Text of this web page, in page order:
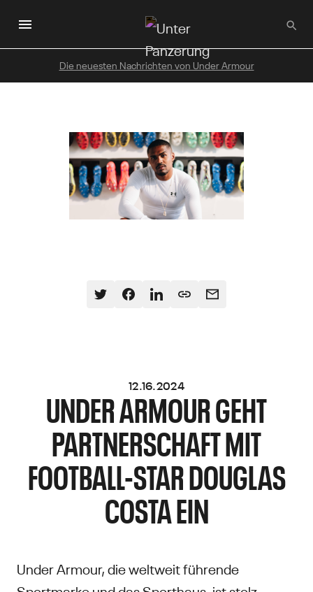
Hauptinhalt
Die neuesten Nachrichten von Under Armour
12.16.2024
UNDER ARMOUR GEHT
PARTNERSCHAFT MIT
FOOTBALL-STAR DOUGLAS
COSTA EIN
Under Armour, die weltweit führende